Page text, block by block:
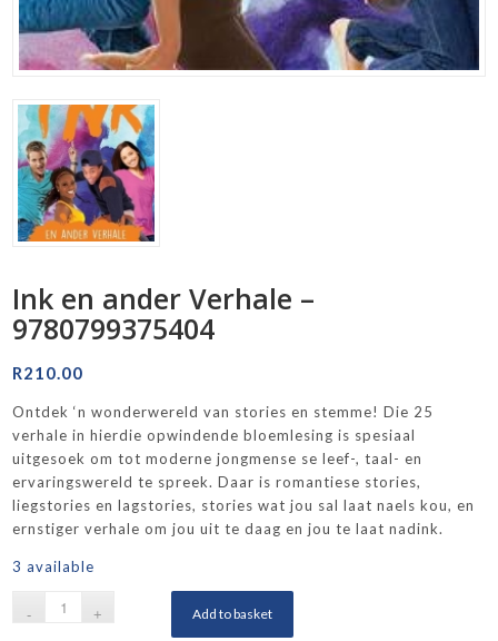
Ink en ander Verhale –
9780799375404
R210.00
Ontdek ‘n wonderwereld van stories en stemme! Die 25
verhale in hierdie opwindende bloemlesing is spesiaal
uitgesoek om tot moderne jongmense se leef-, taal- en
ervaringswereld te spreek. Daar is romantiese stories,
liegstories en lagstories, stories wat jou sal laat naels kou, en
ernstiger verhale om jou uit te daag en jou te laat nadink.
3 available
Add to basket